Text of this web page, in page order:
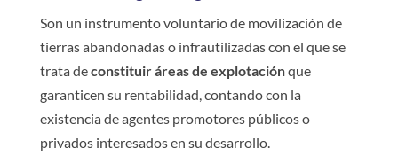
Son un instrumento voluntario de movilización de
tierras abandonadas o infrautilizadas con el que se
trata deconstituir áreas de explotaciónque
garanticen su rentabilidad, contando con la
existencia de agentes promotores públicos o
privados interesados en su desarrollo.